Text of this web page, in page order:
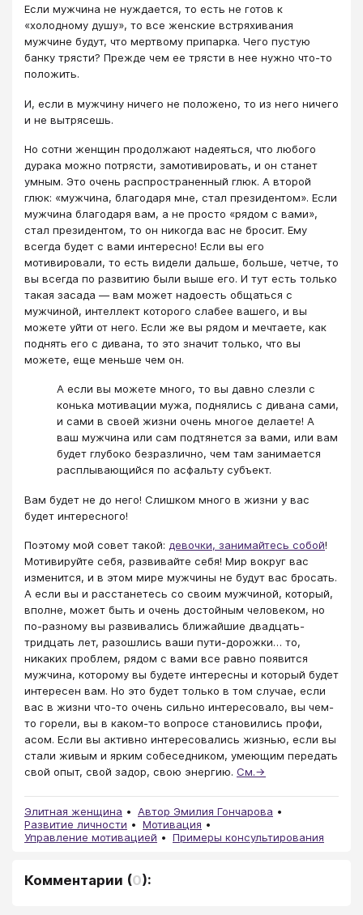
Если мужчина не нуждается, то есть не готов к
«холодному душу», то все женские встряхивания
мужчине будут, что мертвому припарка. Чего пустую
банку трясти? Прежде чем ее трясти в нее нужно что-то
положить.
И, если в мужчину ничего не положено, то из него ничего
и не вытрясешь.
Но сотни женщин продолжают надеяться, что любого
дурака можно потрясти, замотивировать, и он станет
умным. Это очень распространенный глюк. А второй
глюк: «мужчина, благодаря мне, стал президентом». Если
мужчина благодаря вам, а не просто «рядом с вами»,
стал президентом, то он никогда вас не бросит. Ему
всегда будет с вами интересно! Если вы его
мотивировали, то есть видели дальше, больше, четче, то
вы всегда по развитию были выше его. И тут есть только
такая засада — вам может надоесть общаться с
мужчиной, интеллект которого слабее вашего, и вы
можете уйти от него. Если же вы рядом и мечтаете, как
поднять его с дивана, то это значит только, что вы
можете, еще меньше чем он.
А если вы можете много, то вы давно слезли с
конька мотивации мужа, поднялись с дивана сами,
и сами в своей жизни очень многое делаете! А
ваш мужчина или сам подтянется за вами, или вам
будет глубоко безразлично, чем там занимается
расплывающийся по асфальту субъект.
Вам будет не до него! Слишком много в жизни у вас
будет интересного!
Поэтому мой совет такой: девочки, занимайтесь собой!
Мотивируйте себя, развивайте себя! Мир вокруг вас
изменится, и в этом мире мужчины не будут вас бросать.
А если вы и расстанетесь со своим мужчиной, который,
вполне, может быть и очень достойным человеком, но
по-разному вы развивались ближайшие двадцать-
тридцать лет, разошлись ваши пути-дорожки… то,
никаких проблем, рядом с вами все равно появится
мужчина, которому вы будете интересны и который будет
интересен вам. Но это будет только в том случае, если
вас в жизни что-то очень сильно интересовало, вы чем-
то горели, вы в каком-то вопросе становились профи,
асом. Если вы активно интересовались жизнью, если вы
стали живым и ярким собеседником, умеющим передать
свой опыт, свой задор, свою энергию. См.→
Элитная женщина
Автор Эмилия Гончарова
Развитие личности
Мотивация
Управление мотивацией
Примеры консультирования
Комментарии (0):